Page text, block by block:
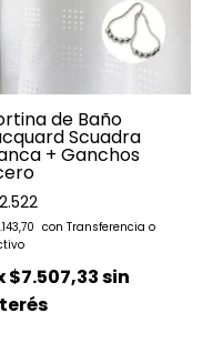
de Baño
Scuadra
+ Ganchos
$7.507,33sin